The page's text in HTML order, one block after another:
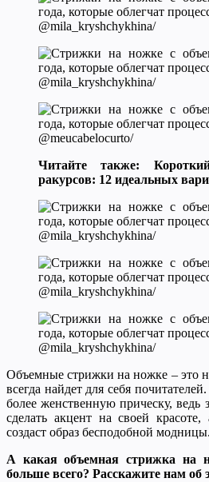
@mila_kryshchykhina/
@mila_kryshchykhina/
@meucabelocurto/
Читайте также:
ракурсов: 12 идеальных
@mila_kryshchykhina/
@mila_kryshchykhina/
@mila_kryshchykhina/
Объемные стрижки на ножке – это
всегда найдет для себя
более женственную прическу, ведь
сделать акцент на своей
создаст образ бесподобной модницы.
А какая объемная стрижка на
больше всего? Расскажите нам